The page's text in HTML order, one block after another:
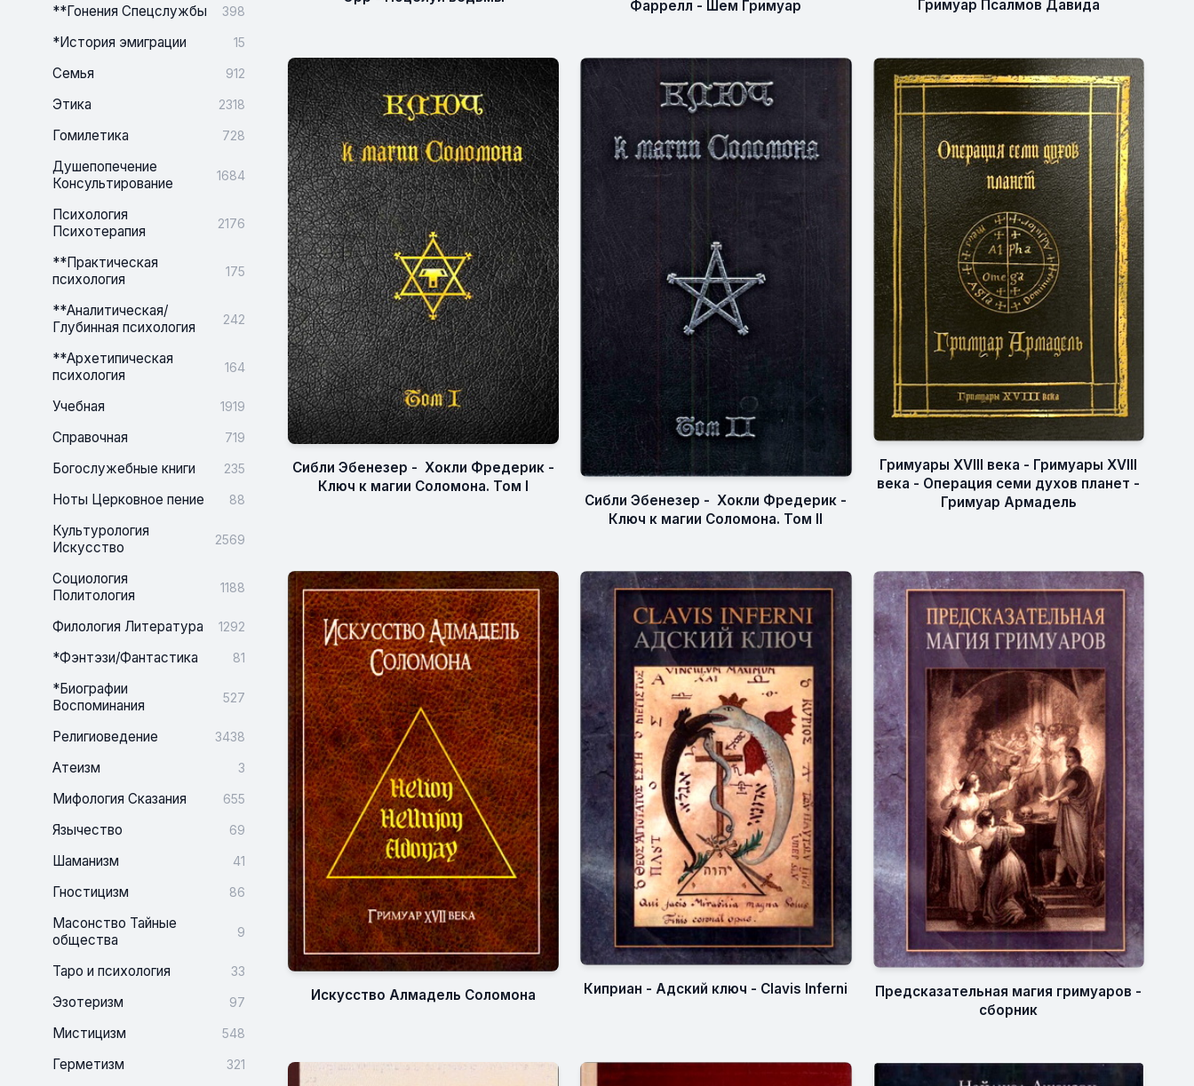
**Гонения Спецслужбы 398
*История эмиграции 15
Семья 912
Этика 2318
Гомилетика 728
Душепопечение
Консультирование
1684
Психология
Психотерапия
2176
**Практическая
психология
175
**Аналитическая/
Глубинная психология
242
**Архетипическая
психология
164
Учебная 1919
Справочная 719
Богослужебные книги 235
Ноты Церковное пение 88
Культурология
Искусство
2569
Социология
Политология
1188
Филология Литература 1292
*Фэнтэзи/Фантастика 81
*Биографии
Воспоминания
527
Религиоведение 3438
Атеизм 3
Мифология Сказания 655
Язычество 69
Шаманизм 41
Гностицизм 86
Масонство Тайные
общества
9
Таро и психология 33
Эзотеризм 97
Мистицизм 548
Герметизм 321
Фаррелл - Шем Гримуар Гримуар Псалмов Давида
Сибли Эбенезер - Хокли Фредерик -
Ключ к магии Соломона. Том I
Сибли Эбенезер - Хокли Фредерик -
Ключ к магии Соломона. Том II
Гримуары XVIII века - Гримуары XVIII
века - Операция семи духов планет -
Гримуар Армадель
Искусство Алмадель Соломона Киприан - Адский ключ - Clavis Inferni
Предсказательная магия гримуаров -
сборник